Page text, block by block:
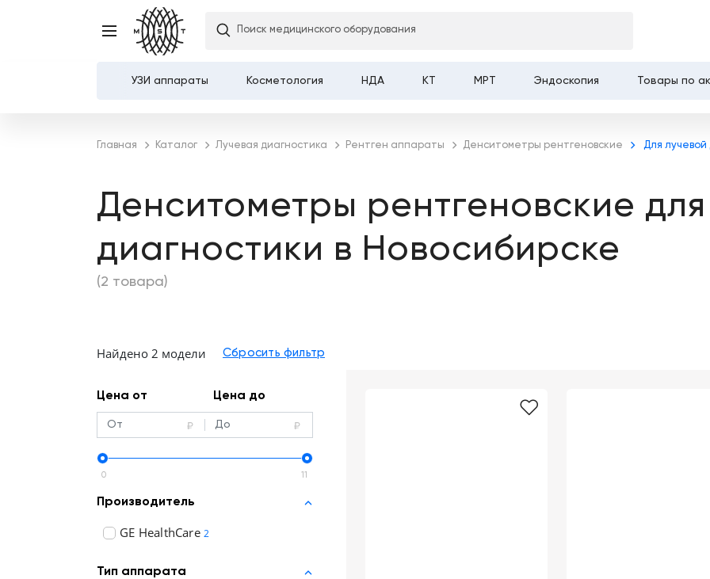
Доставка и оплата
Новосибирск
CN
Поиск медицинского оборудования
УЗИ аппараты Косметология НДА КТ МРТ Эндоскопия Товары по
Главная Каталог Лучевая диагностика Рентген аппараты Денситометры рентгеновские Для лучевой
Денситометры рентгеновские
диагностики в Новосибирске
(2 товара)
Найдено 2 модели
Цена от Цена до
0 11
Производитель
GE HealthCare 2
Тип аппарата